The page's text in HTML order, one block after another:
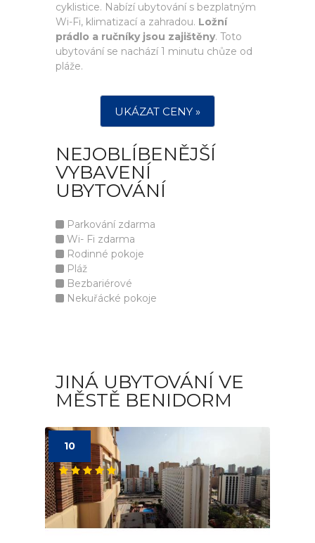
cyklistice. Nabízí ubytování s bezplatným
Wi-Fi, klimatizací a zahradou. Ložní
prádlo a ručníky jsou zajištěny. Toto
ubytování se nachází 1 minutu chůze od
pláže.
UKÁZAT CENY »
NEJOBLÍBENĚJŠÍ
VYBAVENÍ
UBYTOVÁNÍ
Parkování zdarma
Wi- Fi zdarma
Rodinné pokoje
Pláž
Bezbariérové
Nekuřácké pokoje
JINÁ UBYTOVÁNÍ VE
MĚSTĚ BENIDORM
10